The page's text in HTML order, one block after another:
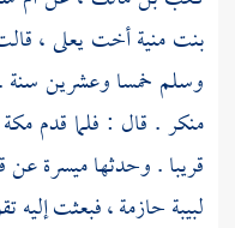
بنت منية أخت يعلى ،
وسلم خمسا وعشرين
منكر . قال : فلما قدممكة
قريبا . وحدثهاميسرةعن
لبيبة حازمة ، فبعثت